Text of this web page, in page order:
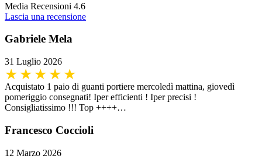
Media Recensioni 4.6
Lascia una recensione
Gabriele Mela
31 Luglio 2026
Acquistato 1 paio di guanti portiere mercoledì mattina, giovedì
pomeriggio consegnati! Iper efficienti ! Iper precisi !
Consigliatissimo !!! Top ++++…
Francesco Coccioli
12 Marzo 2026